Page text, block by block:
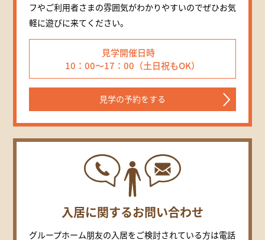
フやご利用者さまの雰囲気がわかりやすいのでぜひお気
軽に遊びに来てください。
見学開催日時
10：00～17：00（土日祝もOK）
見学の予約をする
入居に関するお問い合わせ
グループホーム朋友の入居をご検討されている方は電話